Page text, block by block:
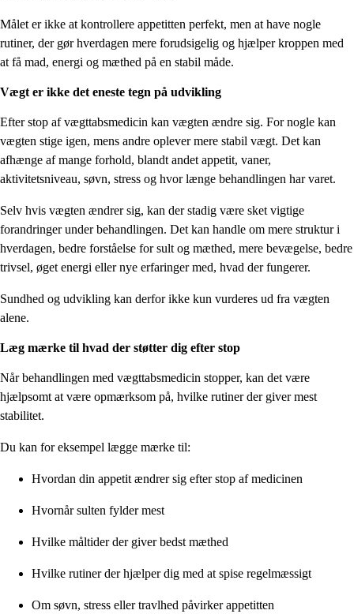
Målet er ikke at kontrollere appetitten perfekt, men at have nogle
rutiner, der gør hverdagen mere forudsigelig og hjælper kroppen med
at få mad, energi og mæthed på en stabil måde.
Vægt er ikke det eneste tegn på udvikling
Efter stop af vægttabsmedicin kan vægten ændre sig. For nogle kan
vægten stige igen, mens andre oplever mere stabil vægt. Det kan
afhænge af mange forhold, blandt andet appetit, vaner,
aktivitetsniveau, søvn, stress og hvor længe behandlingen har varet.
Selv hvis vægten ændrer sig, kan der stadig være sket vigtige
forandringer under behandlingen. Det kan handle om mere struktur i
hverdagen, bedre forståelse for sult og mæthed, mere bevægelse, bedre
trivsel, øget energi eller nye erfaringer med, hvad der fungerer.
Sundhed og udvikling kan derfor ikke kun vurderes ud fra vægten
alene.
Læg mærke til hvad der støtter dig efter stop
Når behandlingen med vægttabsmedicin stopper, kan det være
hjælpsomt at være opmærksom på, hvilke rutiner der giver mest
stabilitet.
Du kan for eksempel lægge mærke til:
Hvordan din appetit ændrer sig efter stop af medicinen
Hvornår sulten fylder mest
Hvilke måltider der giver bedst mæthed
Hvilke rutiner der hjælper dig med at spise regelmæssigt
Om søvn, stress eller travlhed påvirker appetitten